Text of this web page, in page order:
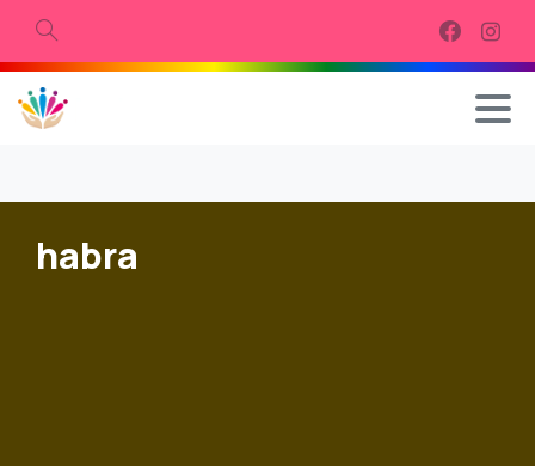
Procurar
habra